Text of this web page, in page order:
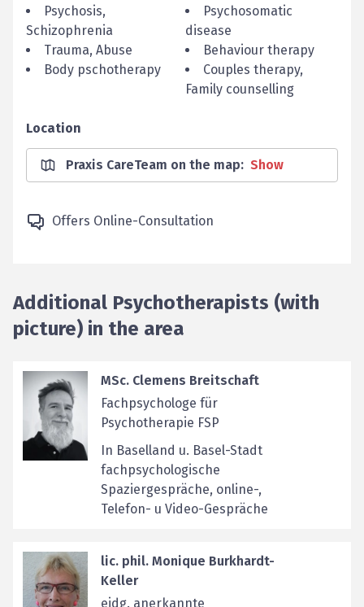
Psychosis,
Schizophrenia
Psychosomatic
disease
Trauma, Abuse
Behaviour therapy
Body pschotherapy
Couples therapy,
Family counselling
Location
Praxis CareTeam on the map: Show
Offers Online-Consultation
Additional Psychotherapists (with
picture) in the area
MSc. Clemens Breitschaft
Fachpsychologe für
Psychotherapie FSP
In Baselland u. Basel-Stadt
fachpsychologische
Spaziergespräche, online-,
Telefon- u Video-Gespräche
lic. phil. Monique Burkhardt-
Keller
eidg. anerkannte